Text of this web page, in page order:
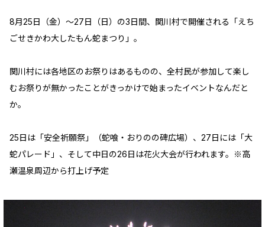
8月25日（金）～27日（日）の3日間、関川村で開催される「えち
ごせきかわ大したもん蛇まつり」。
関川村には各地区のお祭りはあるものの、全村民が参加して楽し
むお祭りが無かったことがきっかけで始まったイベントなんだと
か。
25日は「安全祈願祭」（蛇喰・おりのの碑広場）、27日には「大
蛇パレード」、そして中日の26日は花火大会が行われます。※高
瀬温泉周辺から打上げ予定